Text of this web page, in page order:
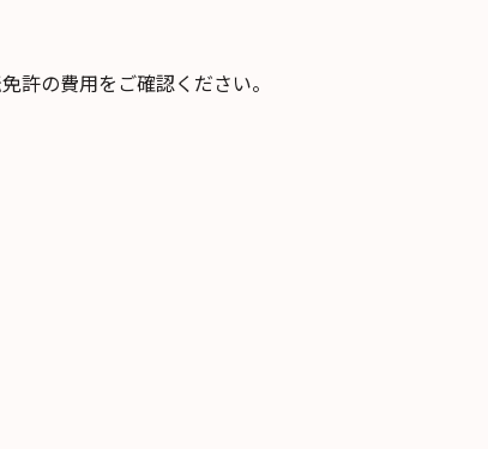
許の費用をご確認ください。